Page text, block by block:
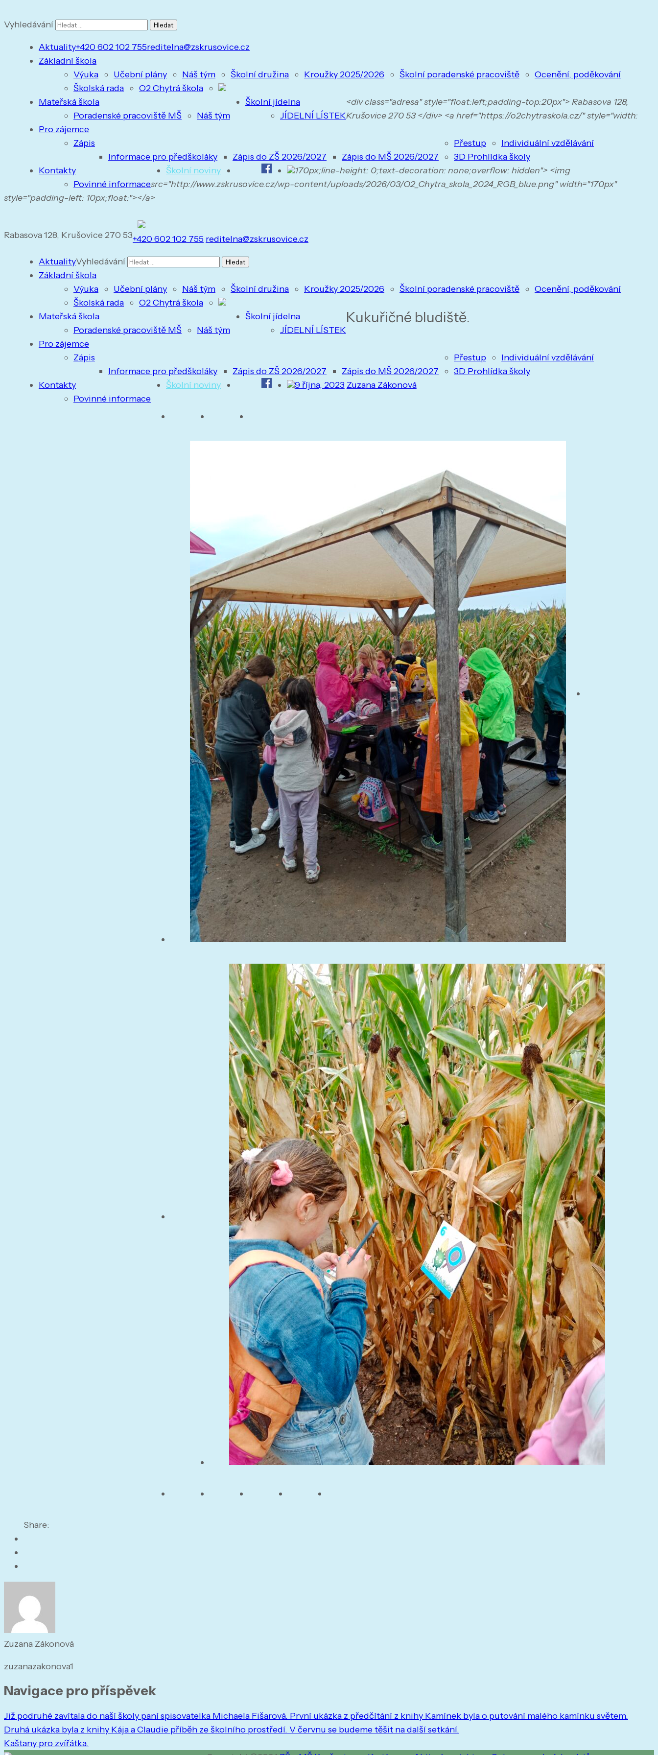
Vyhledávání
Aktuality
Základní škola
Výuka
Učební plány Náš tým Školní družina Kroužky 2025/2026 Školní poradenské pracoviště
Ocenění, poděkování
Školská rada
O2 Chytrá škola
Mateřská škola
Poradenské pracoviště MŠ
Náš tým
Školní jídelna
JÍDELNÍ LÍSTEK
Pro zájemce
Zápis
Informace pro předškoláky
Zápis do ZŠ 2026/2027 Zápis do MŠ 2026/2027
Přestup
Individuální vzdělávání
3D Prohlídka školy
Kontakty
Povinné informace
Školní noviny
+420 602 102 755reditelna@zskrusovice.cz
<div class="adresa" style="float:left;padding-top:20px"> Rabasova 128,
Krušovice 270 53 </div> <a href="https://o2chytraskola.cz/" style="width:
170px;line-height: 0;text-decoration: none;overflow: hidden"> <img
src="http://www.zskrusovice.cz/wp-content/uploads/2026/03/O2_Chytra_skola_2024_RGB_blue.png" width="170px"
style="padding-left: 10px;float:"></a>
Rabasova 128, Krušovice 270 53+420 602 102 755 reditelna@zskrusovice.cz
Aktuality
Základní škola
Výuka
Učební plány Náš tým Školní družina Kroužky 2025/2026 Školní poradenské pracoviště
Ocenění, poděkování
Školská rada
O2 Chytrá škola
Mateřská škola
Poradenské pracoviště MŠ
Náš tým
Školní jídelna
JÍDELNÍ LÍSTEK
Pro zájemce
Zápis
Informace pro předškoláky
Zápis do ZŠ 2026/2027 Zápis do MŠ 2026/2027
Přestup
Individuální vzdělávání
3D Prohlídka školy
Kontakty
Povinné informace
Školní noviny
Vyhledávání
Kukuřičné bludiště.
9 října, 2023 Zuzana Zákonová
Share:
Zuzana Zákonová
zuzanazakonova1
Navigace pro příspěvek
Již podruhé zavítala do naší školy paní spisovatelka Michaela Fišarová. První ukázka z předčítání z knihy Kamínek byla o putování malého kamínku světem.
Druhá ukázka byla z knihy Kája a Claudie příběh ze školního prostředí. V červnu se budeme těšit na další setkání.
Kaštany pro zvířátka.